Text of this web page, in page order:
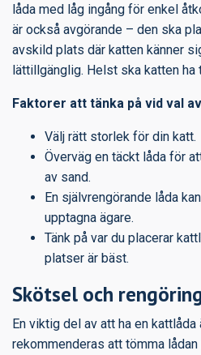
låda med låg ingång för enkel
är också avgörande – den ska
avskild plats där katten känner
lättillgänglig. Helst ska katten ha
Faktorer att tänka på vid val
Välj rätt storlek för din katt.
Överväg en täckt låda för
av sand.
En självrengörande låda
upptagna ägare.
Tänk på var du placerar
platser är bäst.
Skötsel och
En viktig del av att ha en kattlåda
rekommenderas att tömma